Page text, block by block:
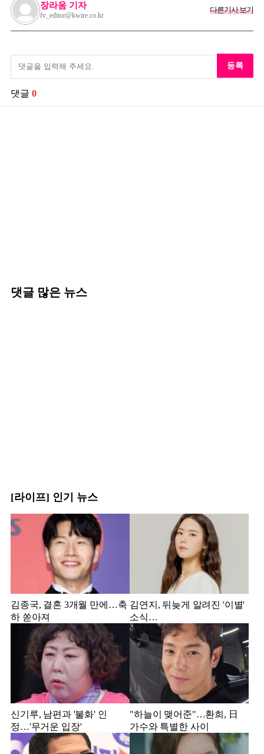
장라움 기자
fv_editor@kwire.co.kr
다른기사 보기
등록
댓글 0
댓글 많은 뉴스
[라이프] 인기 뉴스
김종국, 결혼 3개월 만에…축
하 쏟아져
김연지, 뒤늦게 알려진 '이별'
소식…
신기루, 남편과 '불화' 인
정…'무거운 입장'
"하늘이 맺어준"…환희, 日
가수와 특별한 사이